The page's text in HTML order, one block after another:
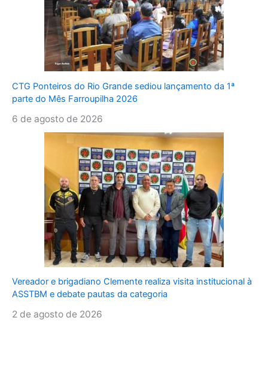
CTG Ponteiros do Rio Grande sediou lançamento da 1ª
parte do Mês Farroupilha 2026
6 de agosto de 2026
Vereador e brigadiano Clemente realiza visita institucional à
ASSTBM e debate pautas da categoria
2 de agosto de 2026